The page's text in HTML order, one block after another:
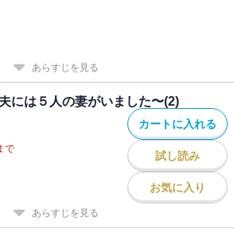
あらすじを見る
には５人の妻がいました〜(2)
で
カートに入れる
試し読み
お気に入り
あらすじを見る